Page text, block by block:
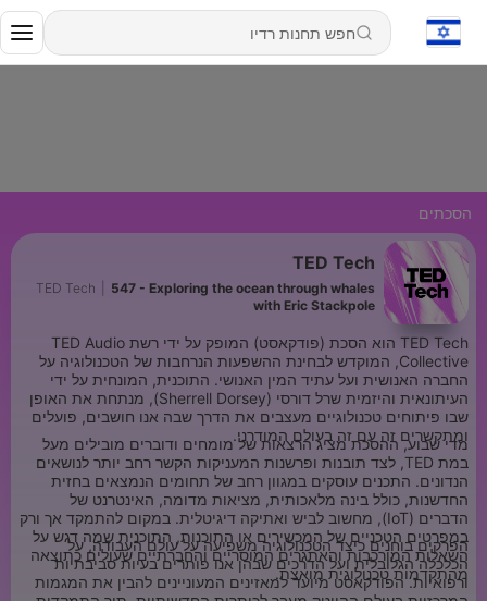
הסכתים
TED Tech
TED Tech
547 - Exploring the ocean through whales
with Eric Stackpole
TED Tech הוא הסכת (פודקאסט) המופק על ידי רשת TED Audio
Collective, המוקדש לבחינת ההשפעות הנרחבות של הטכנולוגיה על
החברה האנושית ועל עתיד המין האנושי. התוכנית, המונחית על ידי
העיתונאית והיזמית שרל דורסי (Sherrell Dorsey), מנתחת את האופן
שבו פיתוחים טכנולוגיים מעצבים את הדרך שבה אנו חושבים, פועלים
ומתקשרים זה עם זה בעולם המודרני.
מדי שבוע, ההסכת מציג הרצאות של מומחים ודוברים מובילים מעל
במת TED, לצד תובנות ופרשנות המעניקות הקשר רחב יותר לנושאים
הנדונים. התכנים עוסקים במגוון רחב של תחומים הנמצאים בחזית
החדשנות, כולל בינה מלאכותית, מציאות מדומה, האינטרנט של
הדברים (IoT), מחשוב לביש ואתיקה דיגיטלית. במקום להתמקד אך ורק
במפרטים הטכניים של המכשירים או התוכנות, התוכנית שמה דגש על
השאלות המורכבות והאתגרים המוסריים והחברתיים שעולים כתוצאה
מהתקדמות טכנולוגית מואצת.
הפרקים בוחנים כיצד הטכנולוגיה משפיעה על עולם העבודה, על
הכלכלה הגלובלית ועל הדרכים שבהן אנו פותרים בעיות סביבתיות
ורפואיות. הפודקאסט מיועד למאזינים המעוניינים להבין את המגמות